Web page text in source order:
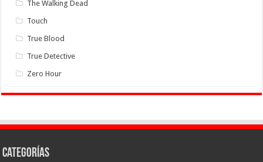
The Walking Dead
Touch
True Blood
True Detective
Zero Hour
Categorías